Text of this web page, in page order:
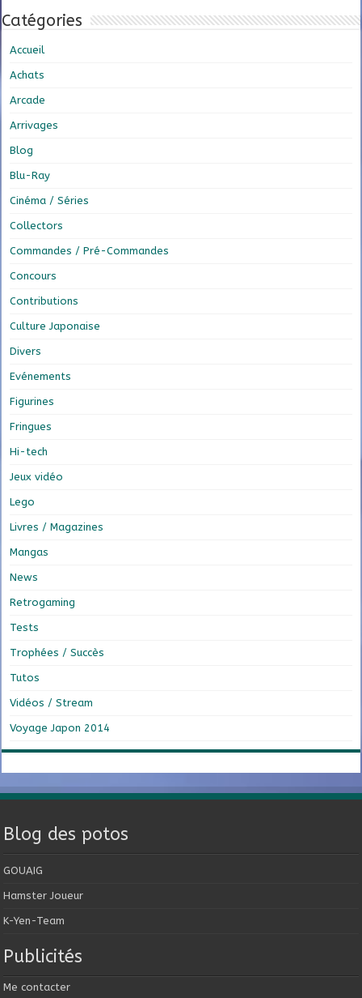
Catégories
Accueil
Achats
Arcade
Arrivages
Blog
Blu-Ray
Cinéma / Séries
Collectors
Commandes / Pré-Commandes
Concours
Contributions
Culture Japonaise
Divers
Evénements
Figurines
Fringues
Hi-tech
Jeux vidéo
Lego
Livres / Magazines
Mangas
News
Retrogaming
Tests
Trophées / Succès
Tutos
Vidéos / Stream
Voyage Japon 2014
Blog des potos
GOUAIG
Hamster Joueur
K-Yen-Team
Publicités
Me contacter